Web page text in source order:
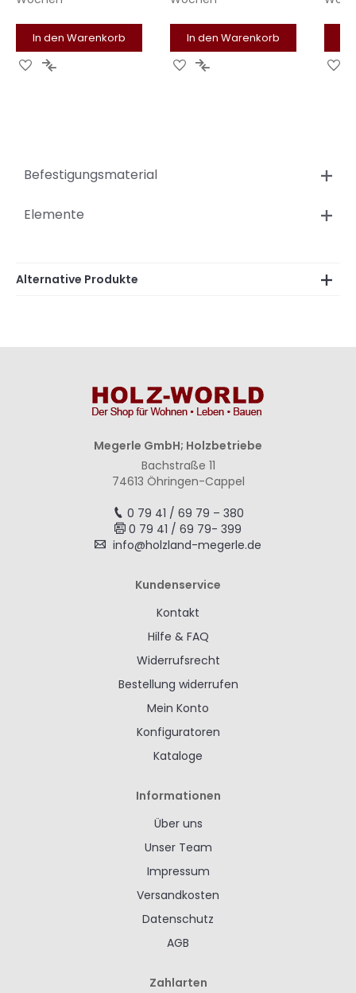
In den Warenkorb
Zur Zur
In den Warenkorb
Zur Zur
Befestigungsmaterial
Elemente
Alternative Produkte
Megerle GmbH; Holzbetriebe
Bachstraße 11
74613 Öhringen-Cappel
0 79 41 / 69 79 – 380
0 79 41 / 69 79- 399
info@holzland-megerle.de
Kundenservice
Kontakt
Hilfe & FAQ
Widerrufsrecht
Bestellung widerrufen
Mein Konto
Konfiguratoren
Kataloge
Informationen
Über uns
Unser Team
Impressum
Versandkosten
Datenschutz
AGB
Zahlarten